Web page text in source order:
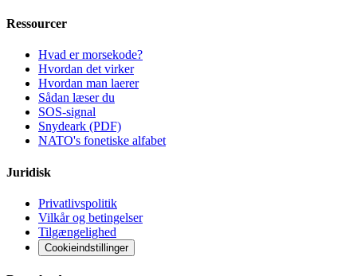
Ressourcer
Hvad er morsekode?
Hvordan det virker
Hvordan man laerer
Sådan læser du
SOS-signal
Snydeark (PDF)
NATO's fonetiske alfabet
Juridisk
Privatlivspolitik
Vilkår og betingelser
Tilgængelighed
Cookieindstillinger